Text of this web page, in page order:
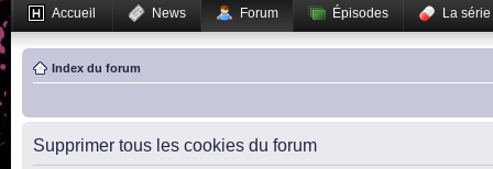
Accueil News Forum Épisodes La série
Index du forum
Supprimer tous les cookies du forum